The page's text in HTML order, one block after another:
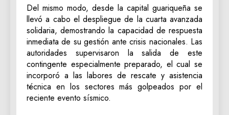
Del mismo modo, desde la capital guariqueña se
llevó a cabo el despliegue de la cuarta avanzada
solidaria, demostrando la capacidad de respuesta
inmediata de su gestión ante crisis nacionales. Las
autoridades supervisaron la salida de este
contingente especialmente preparado, el cual se
incorporó a las labores de rescate y asistencia
técnica en los sectores más golpeados por el
reciente evento sísmico.